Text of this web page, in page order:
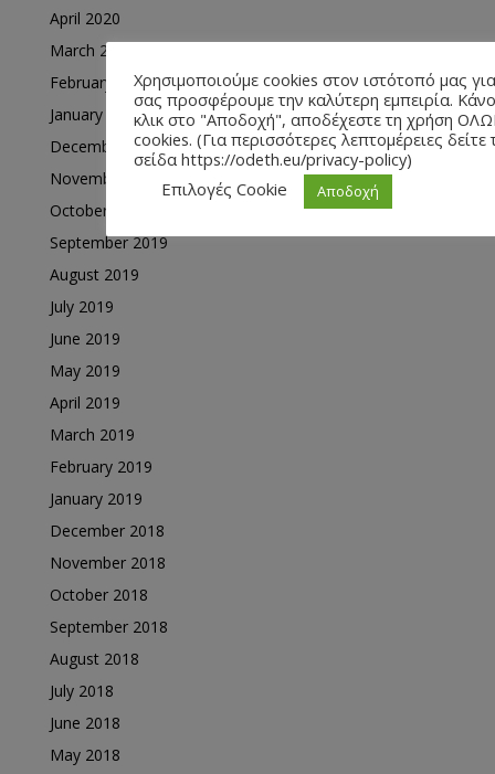
April 2020
March 2020
February 2020
January 2020
December 2019
November 2019
October 2019
September 2019
August 2019
July 2019
June 2019
May 2019
April 2019
March 2019
February 2019
January 2019
December 2018
November 2018
October 2018
September 2018
August 2018
July 2018
June 2018
May 2018
Χρησιμοποιούμε cookies στον ιστότοπό μας
σας προσφέρουμε την καλύτερη εμπειρία.
κλικ στο "Αποδοχή", αποδέχεστε τη χρήση
cookies. (Για περισσότερες λεπτομέρειες δείτε
σείδα https://odeth.eu/privacy-policy)
Επιλογές Cookie
Αποδοχή